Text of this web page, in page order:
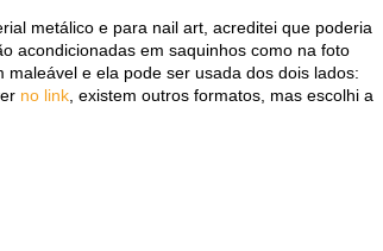
metálico e para nail art, acreditei que poderia
acondicionadas em saquinhos como na foto
e ela pode ser usada dos dois lados:
no link , existem outros formatos, mas escolhi a